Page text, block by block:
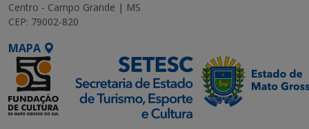
Centro - Campo Grande | MS
CEP: 79002-820
MAPA